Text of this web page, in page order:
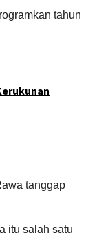
tahun
tanggap
itu salah satu